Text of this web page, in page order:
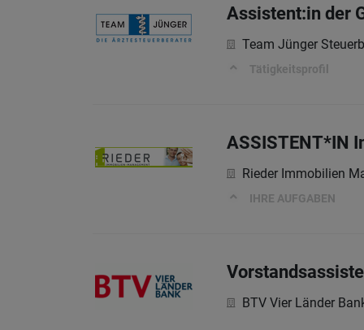
Assistent:in der
Team Jünger
Tätigkeitsprofil
ASSISTENT*IN
Rieder Immobilien
IHRE AUFGABEN
BTV Vier Länder